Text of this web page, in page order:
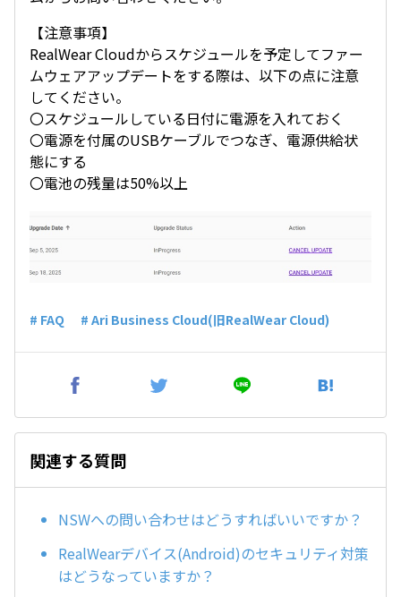
【注意事項】
RealWear Cloudからスケジュールを予定してファー
ムウェアアップデートをする際は、以下の点に注意
してください。
〇スケジュールしている日付に電源を入れておく
〇電源を付属のUSBケーブルでつなぎ、電源供給状
態にする
〇電池の残量は50%以上
# FAQ # Ari Business Cloud(旧RealWear Cloud)
関連する質問
NSWへの問い合わせはどうすればいいですか？
RealWearデバイス(Android)のセキュリティ対策
はどうなっていますか？